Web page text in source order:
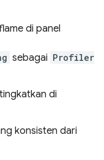
di panel
sebagai Profiler
di
konsisten dari